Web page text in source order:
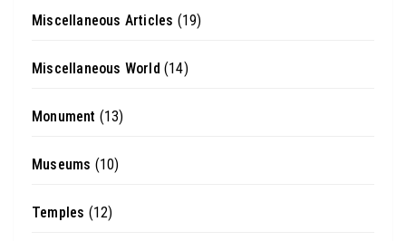
Miscellaneous Articles (19)
Miscellaneous World (14)
Monument (13)
Museums (10)
Temples (12)